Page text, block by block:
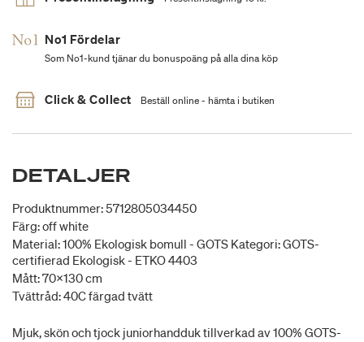
No1 Fördelar
Som No1-kund tjänar du bonuspoäng på alla dina köp
Click & Collect Beställ online - hämta i butiken
DETALJER
Produktnummer: 5712805034450
Färg: off white
Material: 100% Ekologisk bomull - GOTS Kategori: GOTS-
certifierad Ekologisk - ETKO 4403
Mått: 70x130 cm
Tvättråd: 40C färgad tvätt
Mjuk, skön och tjock juniorhandduk tillverkad av 100% GOTS-